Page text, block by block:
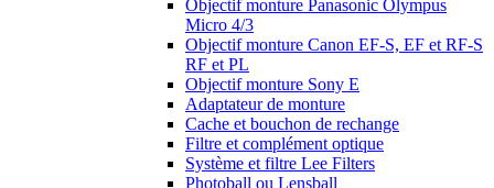
Objectif monture Panasonic Olympus
Micro 4/3
Objectif monture Canon EF-S, EF et RF-S
RF et PL
Objectif monture Sony E
Adaptateur de monture
Cache et bouchon de rechange
Filtre et complément optique
Système et filtre Lee Filters
Photoball ou Lensball